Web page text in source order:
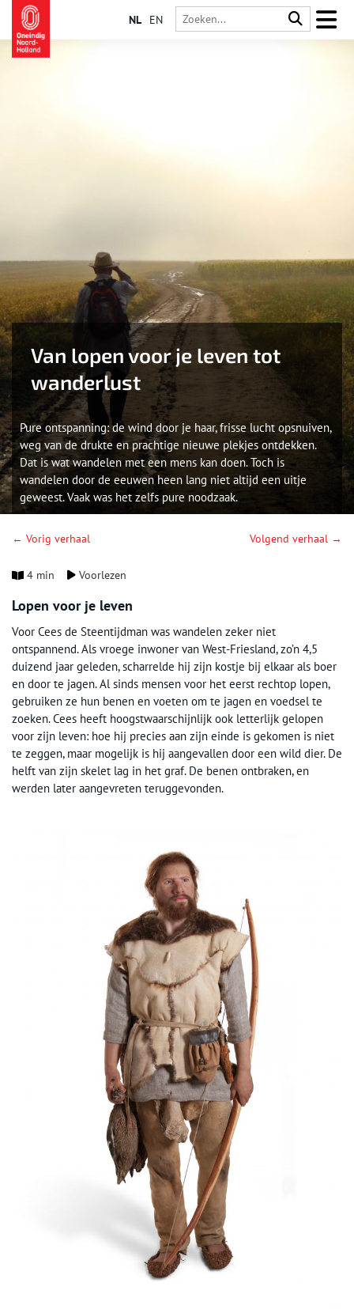
NL EN
Van lopen voor je leven tot
wanderlust
Pure ontspanning: de wind door je haar, frisse lucht opsnuiven,
weg van de drukte en prachtige nieuwe plekjes ontdekken.
Dat is wat wandelen met een mens kan doen. Toch is
wandelen door de eeuwen heen lang niet altijd een uitje
geweest. Vaak was het zelfs pure noodzaak.
← Vorig verhaal Volgend verhaal →
4 min Voorlezen
Lopen voor je leven
Voor Cees de Steentijdman was wandelen zeker niet
ontspannend. Als vroege inwoner van West-Friesland, zo’n 4,5
duizend jaar geleden, scharrelde hij zijn kostje bij elkaar als boer
en door te jagen. Al sinds mensen voor het eerst rechtop lopen,
gebruiken ze hun benen en voeten om te jagen en voedsel te
zoeken. Cees heeft hoogstwaarschijnlijk ook letterlijk gelopen
voor zijn leven: hoe hij precies aan zijn einde is gekomen is niet
te zeggen, maar mogelijk is hij aangevallen door een wild dier. De
helft van zijn skelet lag in het graf. De benen ontbraken, en
werden later aangevreten teruggevonden.